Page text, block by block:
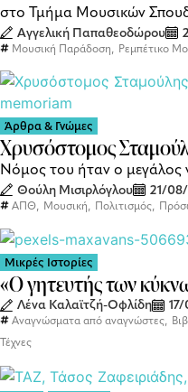
στο Τμήμα Μουσικών
Αγγελική Παπαθεοδώρου
Μουσική Παράδοση Ρεμπέτικο
Άρθρα & Γνώμες
Χρυσόστομος
Νόμος του ήταν ο μεγάλος
Θούλη Μισιρλόγλου 21/
ΑΠΘ Μουσική Πολιτισμός
Μικρές Ιστορίες
«Ο γητευτής των
Λένα Καλαϊτζή-Οφλίδη
Αναγνώσματα από αναγνώστες,
Τέχνες